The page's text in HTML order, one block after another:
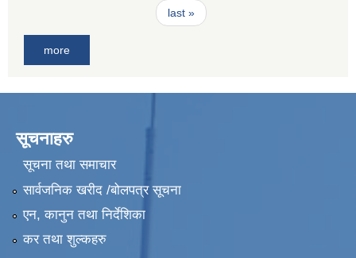
last »
more
सूचनाहरु
सूचना तथा समाचार
सार्वजनिक खरीद /बोलपत्र सूचना
एन, कानुन तथा निर्देशिका
कर तथा शुल्कहरु